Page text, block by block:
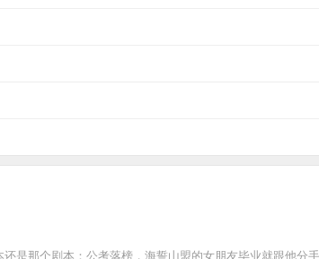
是那个剧本：公考落榜，海誓山盟的女朋友毕业就跟他